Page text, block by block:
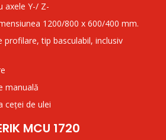
axele Y-/ Z-
1200/800 x 600/400 mm.
profilare, tip basculabil, inclusiv
manuală
ceței de ulei
MCU 1720